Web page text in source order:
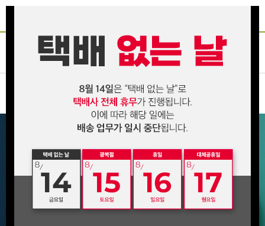
인산죽염 죽염장류 진액/고 환/분말
온라인전용 화장품